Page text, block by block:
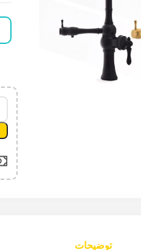
توضیحات